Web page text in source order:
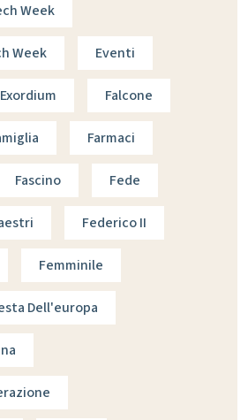
Week
Week Eventi
Exordium Falcone
Farmaci
Fascino Fede
Federico II
Femminile
Dell'europa